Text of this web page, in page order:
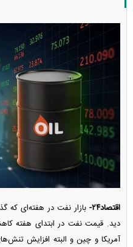
اقتصاد۲۴-
بازار نفت در هفته‌ای که
دید. قیمت نفت در ابتدای هفته
آمریکا و چین و البته افزایش